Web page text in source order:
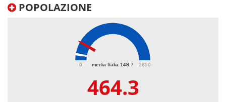
POPOLAZIONE
media Italia 148.7
0 2850
464.3